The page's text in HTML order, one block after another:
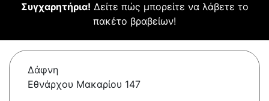
Συγχαρητήρια! Δείτε πώς μπορείτε να λάβετε το
πακέτο βραβείων!
Δάφνη
Εθνάρχου Μακαρίου 147